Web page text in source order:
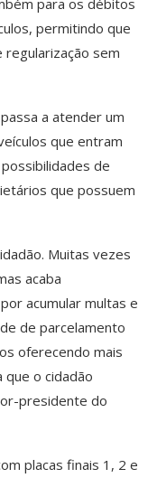
permitindo que
sem
a atender um
que entram
de
que possuem
Muitas vezes
acaba
acumular multas e
de parcelamento
oferecendo mais
que o cidadão
presidente do
placas finais 1, 2 e